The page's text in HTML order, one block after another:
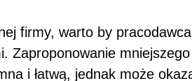
firmy, warto by
Zaproponowanie
i łatwą, jednak może